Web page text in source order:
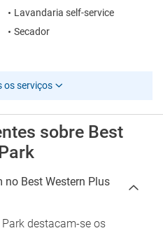
Lavandaria self-service
Secador
os serviços
sobre Best
no Best Western Plus
destacam-se os